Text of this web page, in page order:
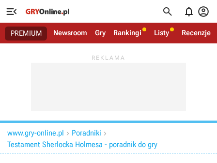
   
PREMIUM Newsroom Gry Rankingi Listy Recenzje
www.gry-online.pl  Poradniki 
Testament Sherlocka Holmesa - poradnik do gry